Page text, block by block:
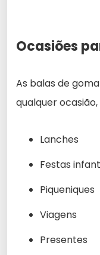
Ocasiões
As balas de
qualquer
Lanches
Festas
Piqueniques
Viagens
Presentes